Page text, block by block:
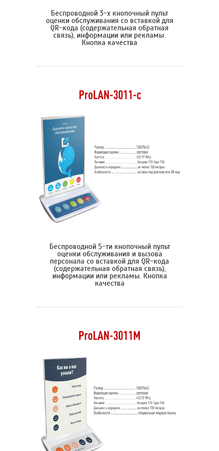
Беспроводной 3-х кнопочный пульт
оценки обслуживания со вставкой для
QR-кода (содержательная обратная
связь), информации или рекламы.
Кнопка качества
Беспроводной 5-ти кнопочный пульт
оценки обслуживания и вызова
персонала со вставкой для QR-кода
(содержательная обратная связь),
информации или рекламы. Кнопка
качества